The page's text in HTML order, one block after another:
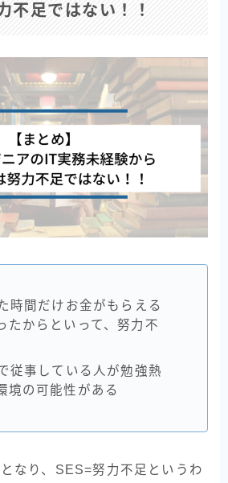
不足ではない！！
時間だけお金がもらえる
たからといって、努力不
従事している人が勉強熱
境の可能性がある
なり、SES=努力不足というわ